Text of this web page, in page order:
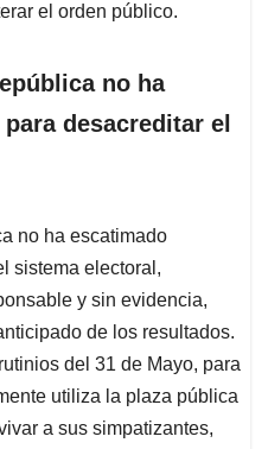
el orden público.
no ha
desacreditar el
no ha escatimado
sistema electoral,
y sin evidencia,
de los resultados.
del 31 de Mayo, para
utiliza la plaza pública
a sus simpatizantes,